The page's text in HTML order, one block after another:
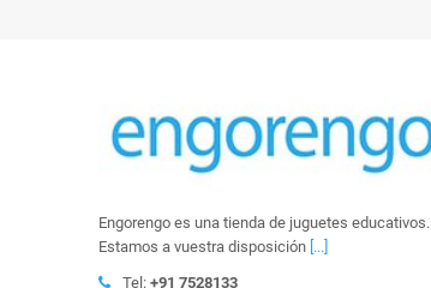
Engorengo es una tienda de juguetes educativos.
Estamos a vuestra disposición [...]
Tel: +91 7528133